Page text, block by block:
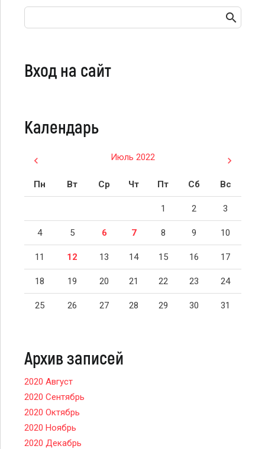
Вход на сайт
Календарь
Июль 2022
Пн Вт Ср Чт Пт Сб Вс
1 2 3
4 5 6 7 8 9 10
11 12 13 14 15 16 17
18 19 20 21 22 23 24
25 26 27 28 29 30 31
Архив записей
2020 Август
2020 Сентябрь
2020 Октябрь
2020 Ноябрь
2020 Декабрь